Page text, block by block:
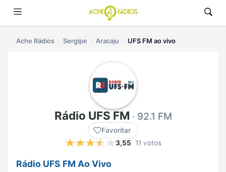
Ache Rádios Sergipe Aracaju UFS FM ao vivo
Rádio UFS FM · 92.1 FM
Favoritar
3,55
11 votos
Rádio UFS FM Ao Vivo